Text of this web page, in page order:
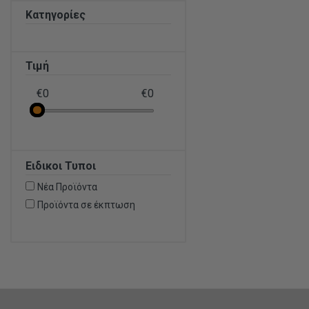
Κατηγορίες
Τιμή
€0 €0
Ειδικοι Τυποι
Νέα Προϊόντα
Προϊόντα σε έκπτωση